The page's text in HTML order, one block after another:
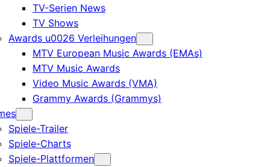
TV-Serien News
TV Shows
Awards u0026 Verleihungen
MTV European Music Awards (EMAs)
MTV Music Awards
Video Music Awards (VMA)
Grammy Awards (Grammys)
Spiele-Trailer
Spiele-Charts
Spiele-Plattformen